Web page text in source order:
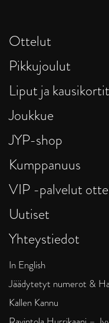
Ottelut
Pikkujoulut
Liput ja kausikortit
Joukkue
JYP-shop
Kumppanuus
VIP -palvelut
Uutiset
Yhteystiedot
In English
Jäädytetyt numerot &
Kallen Kannu